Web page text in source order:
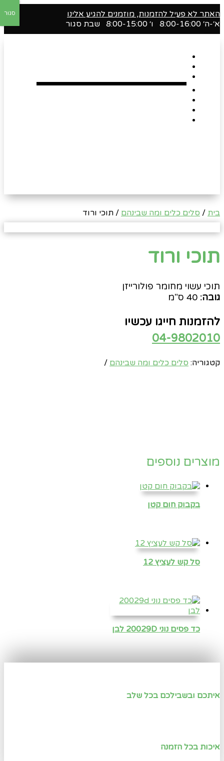
האתר לא פעיל להזמנות, מוזמנים להגיע אלינו
א׳-ה׳ 8:00-16:00 ו׳ 8:00-15:00 שבת סגור
בית / סלים כלים ומה שבינהם / תוכי ורוד
תוכי ורוד
תוכי עשוי מחומר פולורייזן
גובה:
להזמנות חייגו עכשיו
04-9802010
קטגוריה: סלים כלים ומה שבינהם
מוצרים נוספים
בקבוק חום קטן
סל קש לעציץ 12
כד פסים נוני 20029D לבן
איתכם ובשבילכם בכל שלב
איכות בכל הזמנה
סגור